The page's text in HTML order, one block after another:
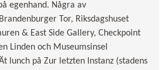
egenhand. Några av
Tor, Riksdagshuset
& East Side Gallery, Checkpoint
Linden och Museumsinsel
lunch på Zur letzten Instanz (stadens